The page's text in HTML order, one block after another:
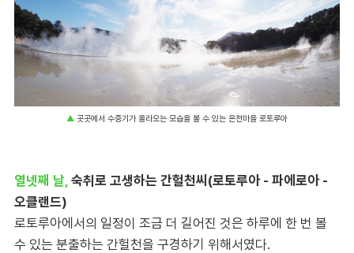
▲ 곳곳에서 수증기가 올라오는 모습을 볼 수 있는 온천마을 로토루아
열넷째 날, 숙취로 고생하는 간헐천씨(로토루아 - 파에로아 -
오클랜드)
로토루아에서의 일정이 조금 더 길어진 것은 하루에 한 번 볼
수 있는 분출하는 간헐천을 구경하기 위해서였다.